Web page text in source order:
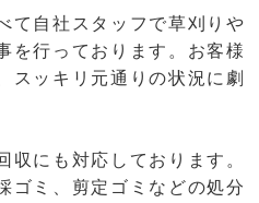
て自社スタッフで草刈りや
を行っております。お客様
スッキリ元通りの状況に劇
収にも対応しております。
ゴミ、剪定ゴミなどの処分